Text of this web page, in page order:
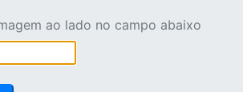
ao lado no campo abaixo